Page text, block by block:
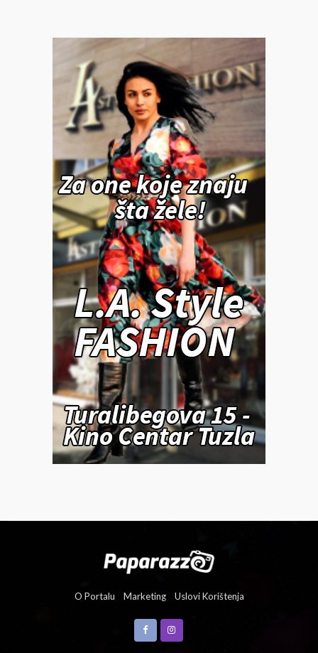
O Portalu Marketing Uslovi Korištenja